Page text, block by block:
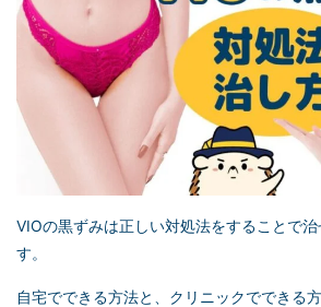
VIOの黒ずみは正しい対処法をすることで
す。
自宅でできる方法と、クリニックでできる